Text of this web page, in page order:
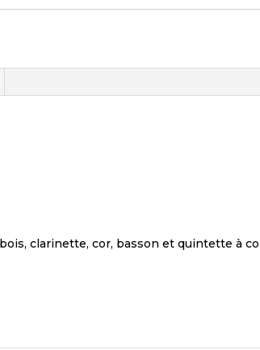
clarinette, cor, basson et quintette à